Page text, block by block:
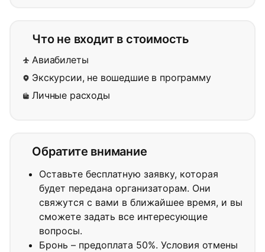
Что не входит в стоимость
Авиабилеты
Экскурсии, не вошедшие в программу
Личные расходы
Обратите внимание
Оставьте бесплатную заявку, которая
будет передана организаторам. Они
свяжутся с вами в ближайшее время, и вы
сможете задать все интересующие
вопросы.
Бронь – предоплата 50%. Условия отмены